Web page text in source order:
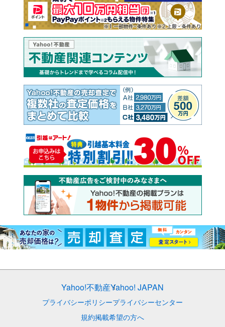
Yahoo!不動産Yahoo! JAPAN
プライバシーポリシープライバシーセンター
規約掲載希望の方へ